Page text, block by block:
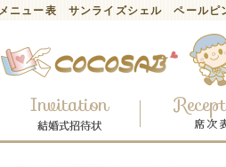
メニュー表 サンライズシェル ペールピ